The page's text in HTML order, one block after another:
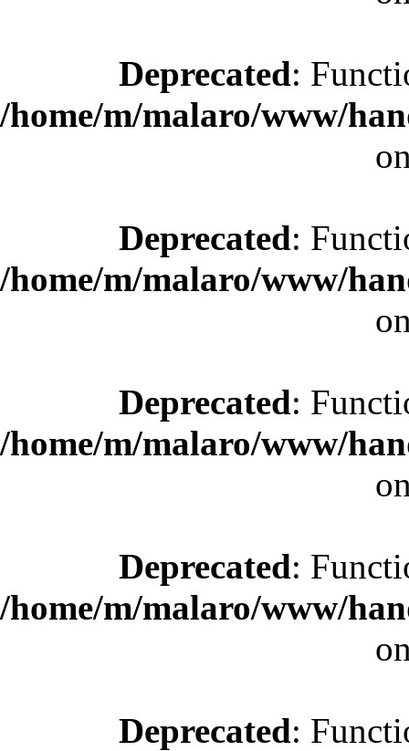
Deprecated:
/home/m/malaro/www/
Deprecated:
/home/m/malaro/www/
Deprecated:
/home/m/malaro/www/
Deprecated:
/home/m/malaro/www/
Deprecated: